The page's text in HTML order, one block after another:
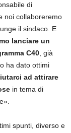
di
noi collaboreremo
il sindaco. E
lanciare un
C40, già
ha dato ottimi
ci ad attirare
e in tema di
spunti, diverso e